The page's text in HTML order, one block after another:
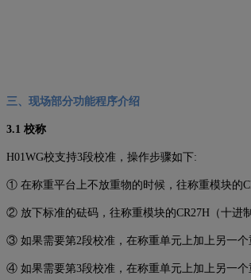
三、现场部分功能程序介绍
3.1 校称
H01WG校支持3段校准，操作步骤如下:
① 在称重平台上不放重物的时候，往称重模块的
② 放下标准的砝码，往称重模块的CR27H（十进
③ 如果需要第2段校准，在称重单元上加上另一个
④ 如果需要第3段校准，在称重单元上加上另一个